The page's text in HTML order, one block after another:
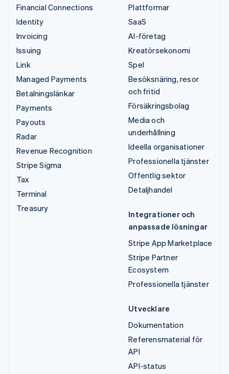
Financial Connections
Identity
Invoicing
Issuing
Link
Managed Payments
Betalningslänkar
Payments
Payouts
Radar
Revenue Recognition
Stripe Sigma
Tax
Terminal
Treasury
Plattformar
SaaS
AI-företag
Kreatörsekonomi
Spel
Besöksnäring, resor
och fritid
Försäkringsbolag
Media och
underhållning
Ideella organisationer
Professionella tjänster
Offentlig sektor
Detaljhandel
Integrationer och
anpassade lösningar
Stripe App Marketplace
Stripe Partner
Ecosystem
Professionella tjänster
Utvecklare
Dokumentation
Referensmaterial för
API
API-status